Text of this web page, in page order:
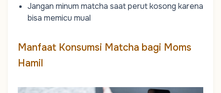
Jangan minum matcha saat perut kosong karena
bisa memicu mual
Manfaat Konsumsi Matcha bagi Moms
Hamil